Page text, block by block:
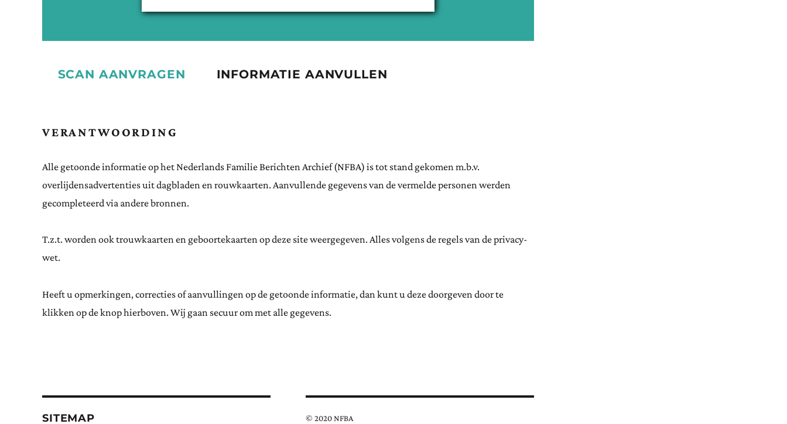
SCAN AANVRAGEN INFORMATIE AANVULLEN
VERANTWOORDING
Alle getoonde informatie op het Nederlands Familie Berichten Archief (NFBA) is tot stand gekomen m.b.v.
overlijdensadvertenties uit dagbladen en rouwkaarten. Aanvullende gegevens van de vermelde personen werden
gecompleteerd via andere bronnen.
T.z.t. worden ook trouwkaarten en geboortekaarten op deze site weergegeven. Alles volgens de regels van de privacy-
wet.
Heeft u opmerkingen, correcties of aanvullingen op de getoonde informatie, dan kunt u deze doorgeven door te
klikken op de knop hierboven. Wij gaan secuur om met alle gegevens.
SITEMAP © 2020 NFBA